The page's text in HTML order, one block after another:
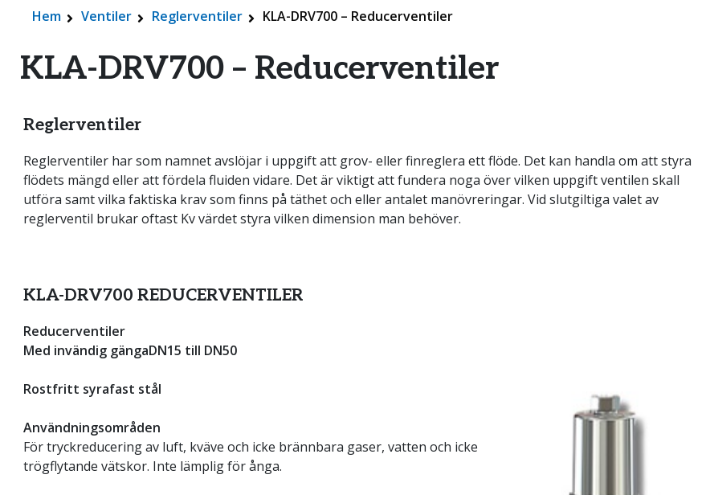
Hem Ventiler Reglerventiler KLA-DRV700 – Reducerventiler
KLA-DRV700 – Reducerventiler
Reglerventiler
Reglerventiler har som namnet avslöjar i uppgift att grov- eller finreglera ett flöde. Det kan handla om att styra
flödets mängd eller att fördela fluiden vidare. Det är viktigt att fundera noga över vilken uppgift ventilen skall
utföra samt vilka faktiska krav som finns på täthet och eller antalet manövreringar. Vid slutgiltiga valet av
reglerventil brukar oftast Kv värdet styra vilken dimension man behöver.
KLA-DRV700 REDUCERVENTILER
Reducerventiler
Med invändig gängaDN15 till DN50
Rostfritt syrafast stål
Användningsområden
För tryckreducering av luft, kväve och icke brännbara gaser, vatten och icke
trögflytande vätskor. Inte lämplig för ånga.